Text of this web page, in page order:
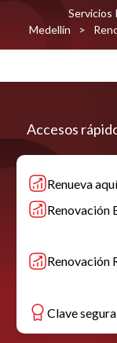
Servicios
Medellín
>
Accesos
Renueva
Renovación
Renovación
Clave segura